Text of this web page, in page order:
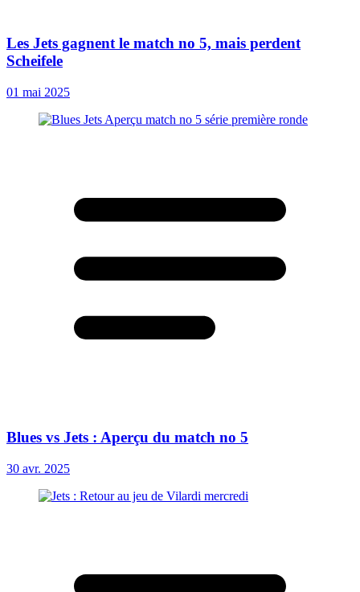
Les Jets gagnent le match no 5, mais perdent
Scheifele
01 mai 2025
Blues vs Jets : Aperçu du match no 5
30 avr. 2025